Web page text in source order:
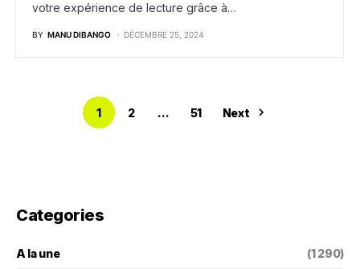
votre expérience de lecture grâce à…
BY MANU DIBANGO DÉCEMBRE 25, 2024
1 2 … 51 Next
Categories
A la une (1 290)